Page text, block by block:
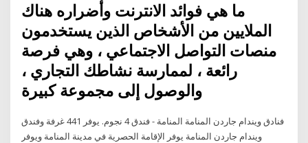
ما هي فوائد الانترنت وأضراره هناك
الملايين من الأشخاص الذين يستخدمون
منصات التواصل الاجتماعي ، وهي فرصة
رائعة ، لممارسة نشاطك التجاري ،
والوصول إلى مجموعة كبيرة
فنادق ويندام جاردن المنامة المنامة - فندق 4 نجوم. يوفر 441 غرفة وفندق
ويندام جاردن المنامة يوفر الإقامة الحصرية في مدينة المنامة ويوفر